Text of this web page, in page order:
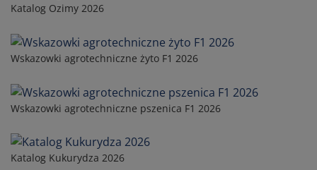
Katalog Ozimy 2026
Wskazowki agrotechniczne żyto F1 2026
Wskazowki agrotechniczne pszenica F1 2026
Katalog Kukurydza 2026